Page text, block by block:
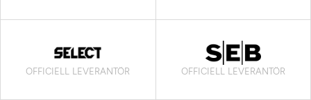
OFFICIELL LEVERANTÖR OFFICIELL LEVERANTÖR